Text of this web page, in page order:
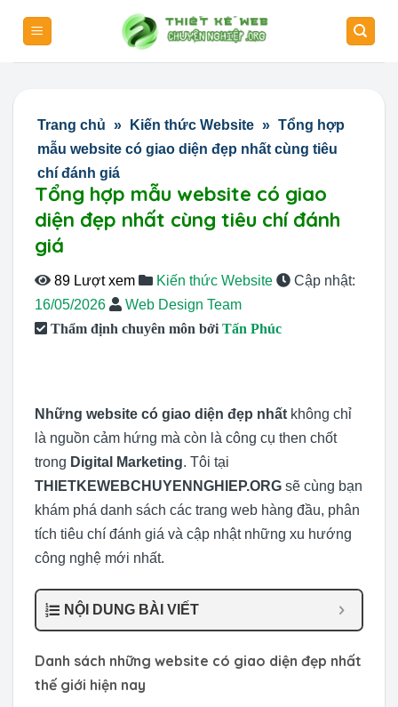
content
Trang chủ » Kiến thức Website » Tổng hợp
mẫu website có giao diện đẹp nhất cùng tiêu
chí đánh giá
Tổng hợp mẫu website có giao
diện đẹp nhất cùng tiêu chí đánh
giá
89 Lượt xem Kiến thức Website
Cập nhật:
16/05/2026
Web Design Team
Thẩm định chuyên môn bởi Tấn Phúc
Những website có giao diện đẹp nhất không chỉ
là nguồn cảm hứng mà còn là công cụ then chốt
trong Digital Marketing. Tôi tại
THIETKEWEBCHUYENNGHIEP.ORG sẽ cùng bạn
khám phá danh sách các trang web hàng đầu, phân
tích tiêu chí đánh giá và cập nhật những xu hướng
công nghệ mới nhất.
NỘI DUNG BÀI VIẾT
Danh sách những website có giao diện đẹp nhất
thế giới hiện nay